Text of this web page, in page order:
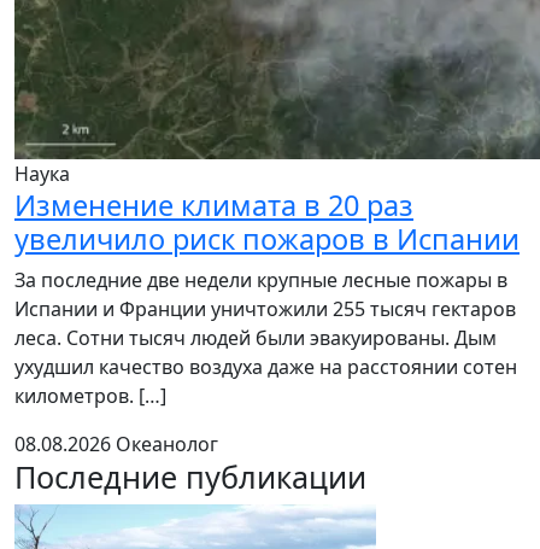
Наука
Изменение климата в 20 раз
увеличило риск пожаров в Испании
За последние две недели крупные лесные пожары в
Испании и Франции уничтожили 255 тысяч гектаров
леса. Сотни тысяч людей были эвакуированы. Дым
ухудшил качество воздуха даже на расстоянии сотен
километров. […]
08.08.2026 Океанолог
Последние публикации